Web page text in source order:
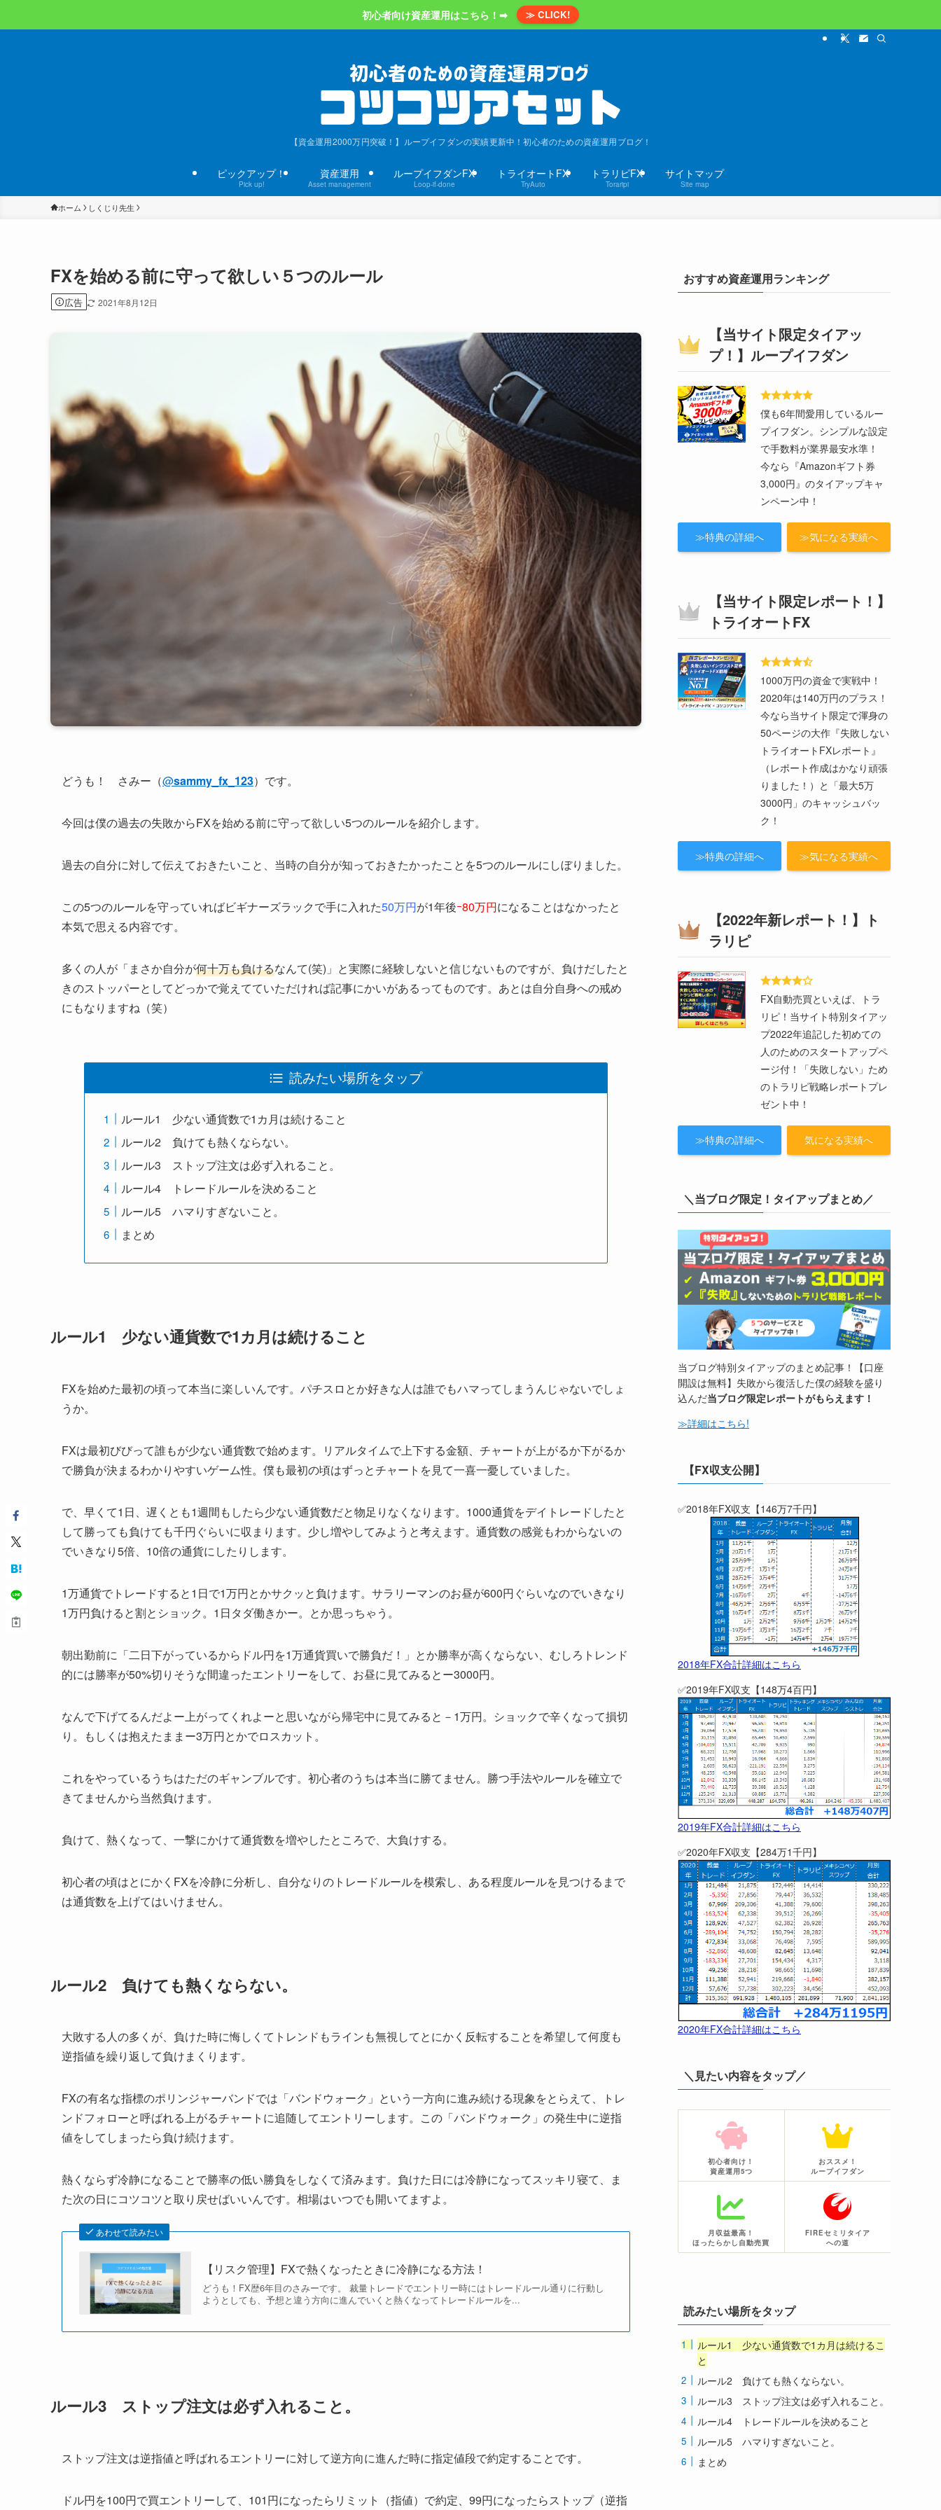
初心者向け資産運用はこちら！➡ ≫ CLICK!
【資金運用2000万円突破！】ループイフダンの実績更新中！初心者のための資産運用ブログ！
ピックアップ！
Pick up!
資産運用
Asset management
ループイフダンFX
Loop-if-done
トライオートFX
TryAuto
トラリピFX
Toraripi
サイトマップ
Site map
ホーム しくじり先生
FXを始める前に守って欲しい５つのルール
広告 2021年8月12日
どうも！ さみー（@sammy_fx_123）です。
今回は僕の過去の失敗からFXを始める前に守って欲しい5つのルールを紹介します。
過去の自分に対して伝えておきたいこと、当時の自分が知っておきたかったことを5つのルールにしぼりました。
この5つのルールを守っていればビギナーズラックで手に入れた50万円が1年後ｰ80万円になることはなかったと
本気で思える内容です。
多くの人が「まさか自分が何十万も負けるなんて(笑)」と実際に経験しないと信じないものですが、負けだしたと
きのストッパーとしてどっかで覚えてていただければ記事にかいがあるってものです。あとは自分自身への戒め
にもなりますね（笑）
読みたい場所をタップ
ルール1 少ない通貨数で1カ月は続けること
ルール2 負けても熱くならない。
ルール3 ストップ注文は必ず入れること。
ルール4 トレードルールを決めること
ルール5 ハマりすぎないこと。
まとめ
ルール1 少ない通貨数で1カ月は続けること
FXを始めた最初の頃って本当に楽しいんです。パチスロとか好きな人は誰でもハマってしまうんじゃないでしょ
うか。
FXは最初びびって誰もが少ない通貨数で始めます。リアルタイムで上下する金額、チャートが上がるか下がるか
で勝負が決まるわかりやすいゲーム性。僕も最初の頃はずっとチャートを見て一喜一憂していました。
で、早くて1日、遅くとも1週間もしたら少ない通貨数だと物足りなくなります。1000通貨をデイトレードしたと
して勝っても負けても千円ぐらいに収まります。少し増やしてみようと考えます。通貨数の感覚もわからないの
でいきなり5倍、10倍の通貨にしたりします。
1万通貨でトレードすると1日で1万円とかサクッと負けます。サラリーマンのお昼が600円ぐらいなのでいきなり
1万円負けると割とショック。1日タダ働きかー。とか思っちゃう。
朝出勤前に「二日下がっているからドル円を1万通貨買いで勝負だ！」とか勝率が高くならない、むしろトレンド
的には勝率が50%切りそうな間違ったエントリーをして、お昼に見てみるとー3000円。
なんで下げてるんだよー上がってくれよーと思いながら帰宅中に見てみると－1万円。ショックで辛くなって損切
り。もしくは抱えたままー3万円とかでロスカット。
これをやっているうちはただのギャンブルです。初心者のうちは本当に勝てません。勝つ手法やルールを確立で
きてませんから当然負けます。
負けて、熱くなって、一撃にかけて通貨数を増やしたところで、大負けする。
初心者の頃はとにかくFXを冷静に分析し、自分なりのトレードルールを模索し、ある程度ルールを見つけるまで
は通貨数を上げてはいけません。
ルール2 負けても熱くならない。
大敗する人の多くが、負けた時に悔しくてトレンドもラインも無視してとにかく反転することを希望して何度も
逆指値を繰り返して負けまくります。
FXの有名な指標のポリンジャーバンドでは「バンドウォーク」という一方向に進み続ける現象をとらえて、トレ
ンドフォローと呼ばれる上がるチャートに追随してエントリーします。この「バンドウォーク」の発生中に逆指
値をしてしまったら負け続けます。
熱くならず冷静になることで勝率の低い勝負をしなくて済みます。負けた日には冷静になってスッキリ寝て、ま
た次の日にコツコツと取り戻せばいいんです。相場はいつでも開いてますよ。
あわせて読みたい
【リスク管理】FXで熱くなったときに冷静になる方法！
どうも！FX歴6年目のさみーです。 裁量トレードでエントリー時にはトレードルール通りに行動し
ようとしても、予想と違う方向に進んでいくと熱くなってトレードルールを...
ルール3 ストップ注文は必ず入れること。
ストップ注文は逆指値と呼ばれるエントリーに対して逆方向に進んだ時に指定値段で約定することです。
ドル円を100円で買エントリーして、101円になったらリミット（指値）で約定、99円になったらストップ（逆指
おすすめ資産運用ランキング
【当サイト限定タイアッ
プ！】ループイフダン
僕も6年間愛用しているルー
プイフダン。シンプルな設定
で手数料が業界最安水準！
今なら『Amazonギフト券
3,000円』のタイアップキャ
ンペーン中！
≫特典の詳細へ ≫気になる実績へ
【当サイト限定レポート！】
トライオートFX
1000万円の資金で実戦中！
2020年は140万円のプラス！
今なら当サイト限定で渾身の
50ページの大作『失敗しない
トライオートFXレポート』
（レポート作成はかなり頑張
りました！）と「最大5万
3000円」のキャッシュバッ
ク！
≫特典の詳細へ ≫気になる実績へ
【2022年新レポート！】ト
ラリピ
FX自動売買といえば、トラ
リピ！当サイト特別タイアッ
プ2022年追記した初めての
人のためのスタートアップペ
ージ付！「失敗しない」ため
のトラリピ戦略レポートプレ
ゼント中！
≫特典の詳細へ 気になる実績へ
＼当ブログ限定！タイアップまとめ／
当ブログ特別タイアップのまとめ記事！【口座
開設は無料】失敗から復活した僕の経験を盛り
込んだ当ブログ限定レポートがもらえます！
≫詳細はこちら!
【FX収支公開】
✅2018年FX収支【146万7千円】
2018年FX合計詳細はこちら
✅2019年FX収支【148万4百円】
2019年FX合計詳細はこちら
✅2020年FX収支【284万1千円】
2020年FX合計詳細はこちら
＼見たい内容をタップ／
初心者向け！
資産運用5つ
おススメ！
ループイフダン
月収益最高！
ほったらかし自動売買
FIREセミリタイア
への道
読みたい場所をタップ
ルール1 少ない通貨数で1カ月は続けるこ
と
ルール2 負けても熱くならない。
ルール3 ストップ注文は必ず入れること。
ルール4 トレードルールを決めること
ルール5 ハマりすぎないこと。
まとめ